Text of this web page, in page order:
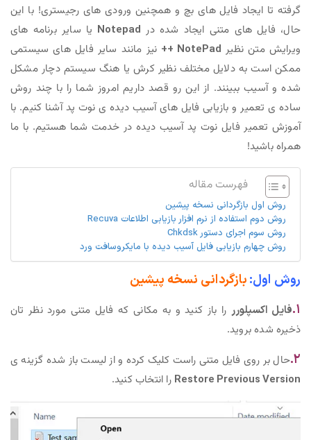
گرفته تا ایجاد فایل های بچ و همچنین ورودی های رجیستری! با این
حال، فایل های متنی ایجاد شده در Notepad یا سایر برنامه های
ویرایش متن نظیر NotePad ++
نیز مانند سایر فایل های سیستمی
ممکن است به دلایل مختلف نظیر کرش یا هنگ ‌سیستم دچار مشکل
شده و آسیب ببینند. از این رو قصد داریم امروز شما را با چند روش
ساده ی تعمیر و بازیابی فایل های آسیب دیده ی نوت پد آشنا کنیم. با
آموزش تعمیر فایل نوت پد آسیب دیده در خدمت شما هستیم. با ما
همراه باشید!
فهرست مقاله
روش اول بازگردانی نسخه پیشین
روش دوم استفاده از نرم افزار بازیابی اطلاعات Recuva
روش سوم اجرای دستور Chkdsk
روش چهارم بازیابی فایل آسیب دیده با مایکروسافت ورد
روش اول:بازگردانی نسخه پیشین
۱. فایل اکسپلورر را باز کنید و به مکانی که فایل متنی مورد نظر تان
ذخیره شده بروید.
۲. حال بر روی فایل متنی راست کلیک کرده و از لیست باز شده گزینه ی
Restore Previous Version را انتخاب کنید.